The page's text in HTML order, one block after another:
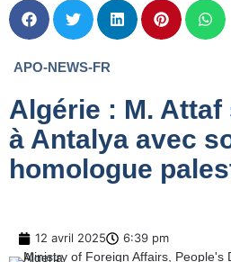
APO-NEWS-FR
Algérie : M. Attaf
à Antalya avec
homologue
12 avril 2025 6:39 pm